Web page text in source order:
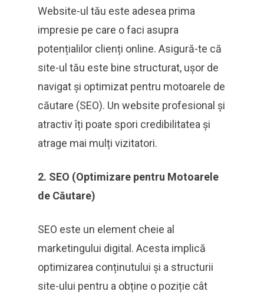
Website-ul tău este adesea prima
impresie pe care o faci asupra
potențialilor clienți online. Asigură-te că
site-ul tău este bine structurat, ușor de
navigat și optimizat pentru motoarele de
căutare (SEO). Un website profesional și
atractiv îți poate spori credibilitatea și
atrage mai mulți vizitatori.
2. SEO (Optimizare pentru Motoarele
de Căutare)
SEO este un element cheie al
marketingului digital. Acesta implică
optimizarea conținutului și a structurii
site-ului pentru a obține o poziție cât